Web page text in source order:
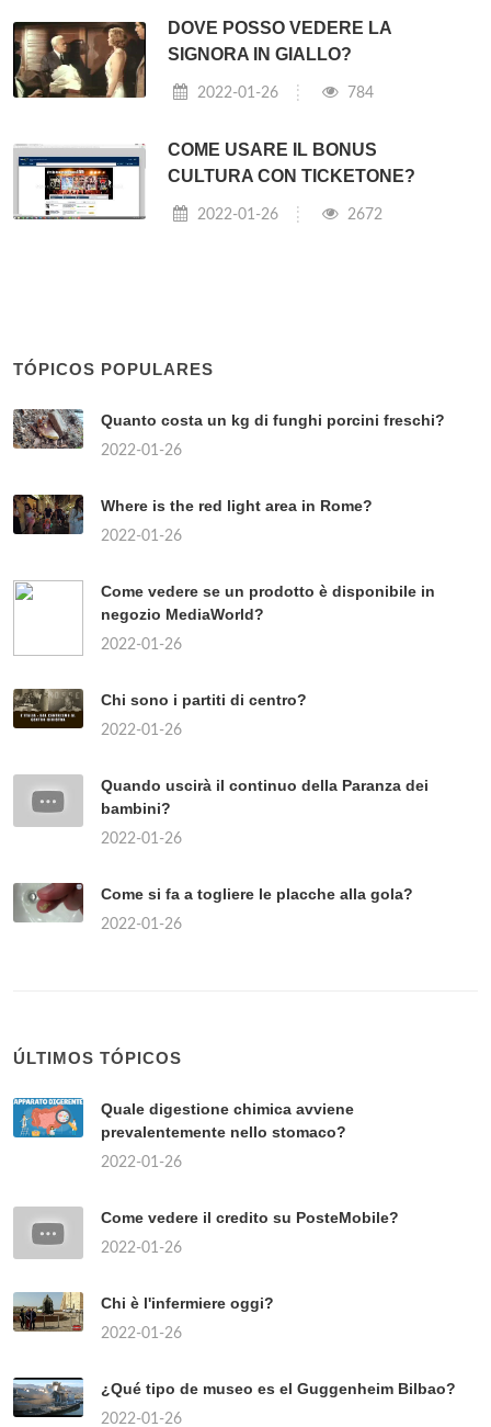
DOVE POSSO VEDERE LA
SIGNORA IN GIALLO?
2022-01-26 784
COME USARE IL BONUS
CULTURA CON TICKETONE?
2022-01-26 2672
TÓPICOS POPULARES
Quanto costa un kg di funghi porcini freschi?
2022-01-26
Where is the red light area in Rome?
2022-01-26
Come vedere se un prodotto è disponibile in
negozio MediaWorld?
2022-01-26
Chi sono i partiti di centro?
2022-01-26
Quando uscirà il continuo della Paranza dei
bambini?
2022-01-26
Come si fa a togliere le placche alla gola?
2022-01-26
ÚLTIMOS TÓPICOS
Quale digestione chimica avviene
prevalentemente nello stomaco?
2022-01-26
Come vedere il credito su PosteMobile?
2022-01-26
Chi è l'infermiere oggi?
2022-01-26
¿Qué tipo de museo es el Guggenheim Bilbao?
2022-01-26